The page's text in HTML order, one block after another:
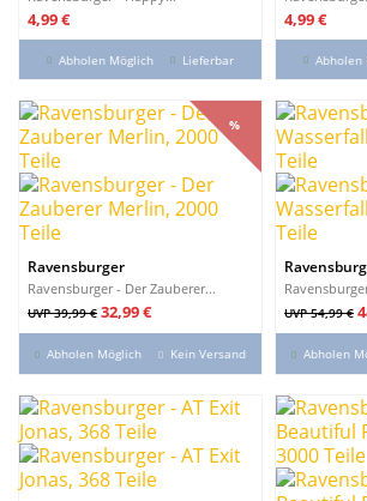
Preis
4,99 €
Abholen Möglich Lieferbar
Preis
4,99 €
Abholen
Ravensburger
Ravensburger - Der Zauberer...
Verkaufspreis
UVP 39,99 €
%
Preis
32,99 €
%
Abholen Möglich Kein Versand
UVP 54,99 €
Abholen